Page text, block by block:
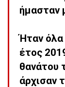
ήμασταν
Ήταν όλα
έτος
θανάτου
άρχισαν